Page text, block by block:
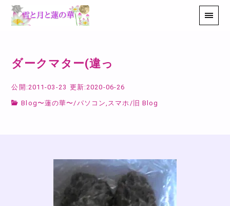
ダークマター(違っ
公開:2011-03-23 更新:2020-06-26
Blog〜蓮の華〜 /パソコン,スマホ / 旧 Blog